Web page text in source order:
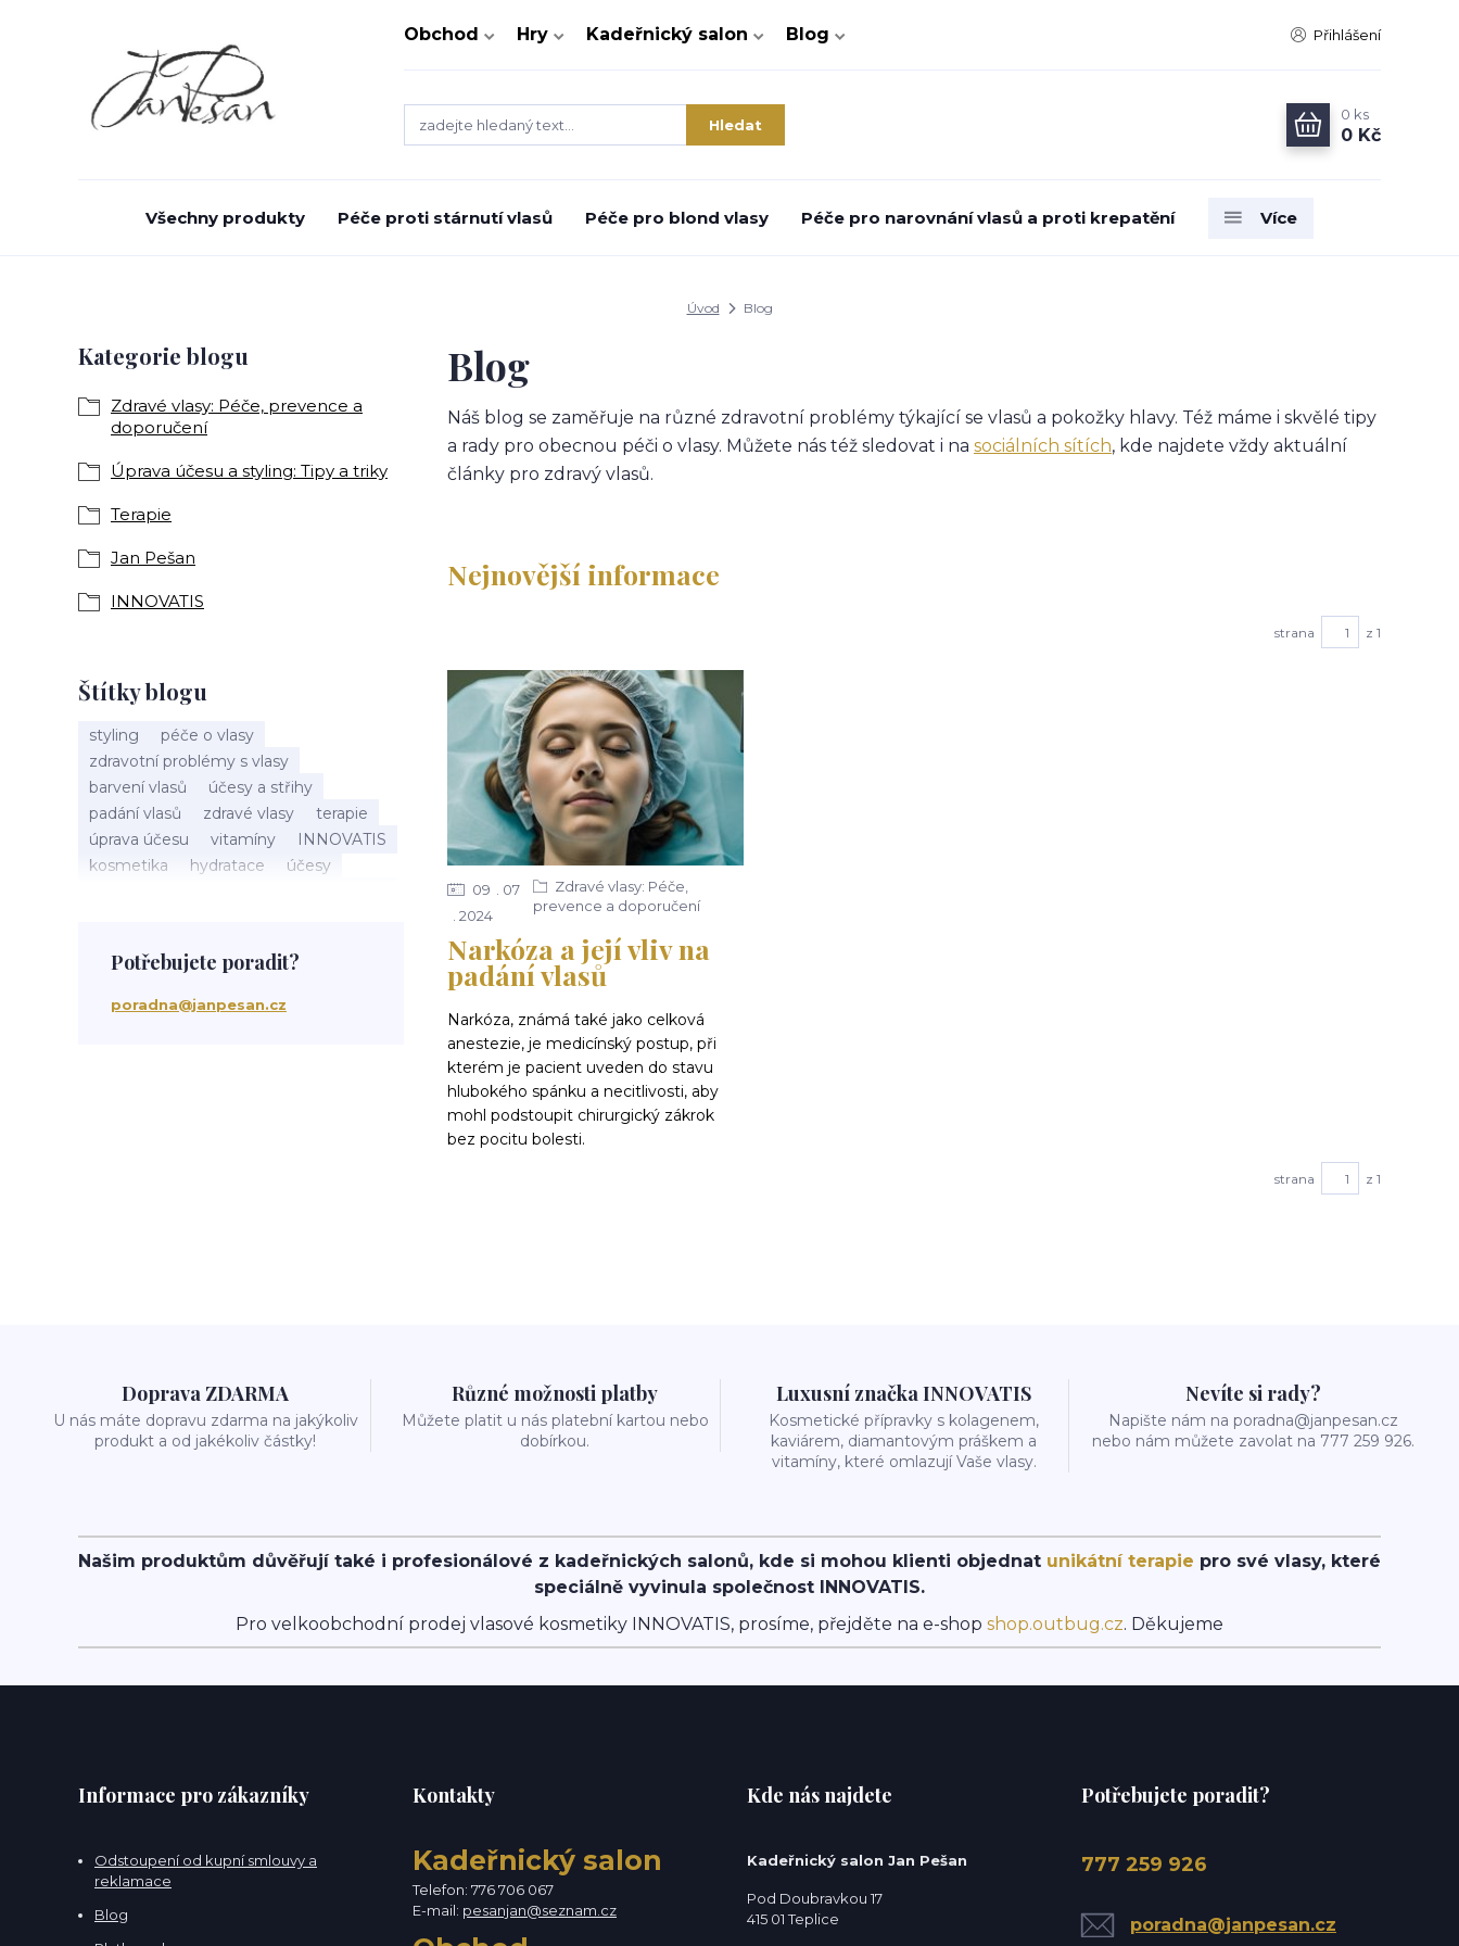
Obchod Hry Kadeřnický salon Blog Přihlášení
Hledat
0 ks
0 Kč
Všechny produkty Péče proti stárnutí vlasů Péče pro blond vlasy Péče pro narovnání vlasů a proti krepatění Více
Úvod Blog
Kategorie blogu
Zdravé vlasy: Péče, prevence a
doporučení
Úprava účesu a styling: Tipy a triky
Terapie
Jan Pešan
INNOVATIS
Štítky blogu
styling
péče o vlasy
zdravotní problémy s vlasy
barvení vlasů
účesy a střihy
padání vlasů
zdravé vlasy
terapie
úprava účesu
vitamíny
INNOVATIS
kosmetika
hydratace
účesy
Jan Pešan
složení
uv ochrana
suchá vlasová péče
Potřebujete poradit?
poradna@janpesan.cz
Blog
Náš blog se zaměřuje na různé zdravotní problémy týkající se vlasů a pokožky hlavy. Též máme i skvělé tipy
a rady pro obecnou péči o vlasy. Můžete nás též sledovat i na sociálních sítích, kde najdete vždy aktuální
články pro zdravý vlasů.
Nejnovější informace
strana z 1
Narkóza a její vliv na
padání vlasů
09
07
2024
Zdravé vlasy: Péče,
prevence a doporučení
Narkóza, známá také jako celková
anestezie, je medicínský postup, při
kterém je pacient uveden do stavu
hlubokého spánku a necitlivosti, aby
mohl podstoupit chirurgický zákrok
bez pocitu bolesti.
strana z 1
Doprava ZDARMA
U nás máte dopravu zdarma na jakýkoliv
produkt a od jakékoliv částky!
Různé možnosti platby
Můžete platit u nás platební kartou nebo
dobírkou.
Luxusní značka INNOVATIS
Kosmetické přípravky s kolagenem,
kaviárem, diamantovým práškem a
vitamíny, které omlazují Vaše vlasy.
Nevíte si rady?
Napište nám na poradna@janpesan.cz
nebo nám můžete zavolat na 777 259 926.
Našim produktům důvěřují také i profesionálové z kadeřnických salonů, kde si mohou klienti objednat unikátní terapie pro své vlasy, které
speciálně vyvinula společnost INNOVATIS.
Pro velkoobchodní prodej vlasové kosmetiky INNOVATIS, prosíme, přejděte na e-shop shop.outbug.cz. Děkujeme
Informace pro zákazníky
Odstoupení od kupní smlouvy a
reklamace
Blog
Kontakty
Kadeřnický salon
Telefon: 776 706 067
E-mail: pesanjan@seznam.cz
Kde nás najdete
Kadeřnický salon Jan Pešan
Pod Doubravkou 17
415 01 Teplice
Potřebujete poradit?
777 259 926
poradna@janpesan.cz